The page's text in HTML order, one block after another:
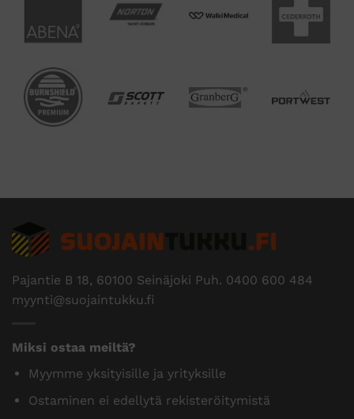
Pajantie B 18, 60100 Seinäjoki Puh. 0400 600 484
myynti@suojaintukku.fi
Miksi ostaa meiltä?
Myymme yksityisille ja yrityksille
Ostaminen ei edellytä rekisteröitymistä